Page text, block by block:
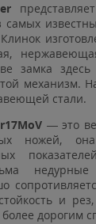
самых
замка здесь
механизм.
стали.
— это
ножей,
и
дорогим